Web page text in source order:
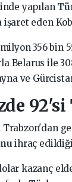
yapılan
işaret eden
356
Belarus ile
ve
Trabzon'dan
ihraç
kazanç